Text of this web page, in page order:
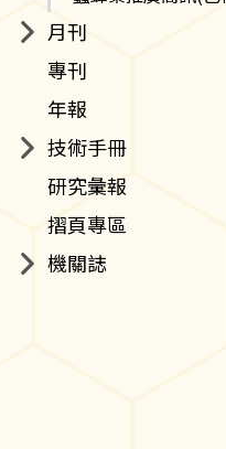
月刊
專刊
年報
技術手冊
研究彙報
摺頁專區
機關誌